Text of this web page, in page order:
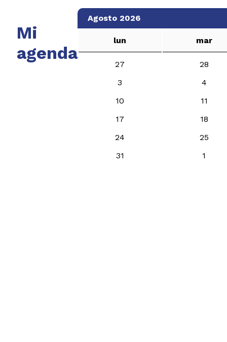
Mi
agenda
Agosto 2026
lun mar
27
28
3
4
10
11
17
18
24
25
31
1